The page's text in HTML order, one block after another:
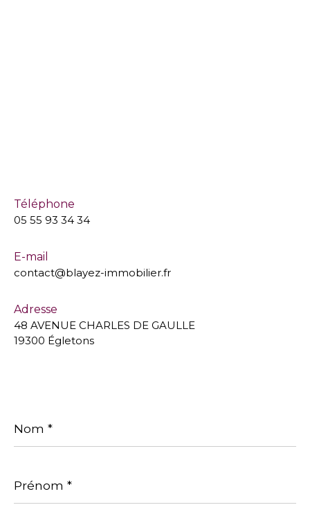
Téléphone
05 55 93 34 34
E-mail
contact@blayez-immobilier.fr
Adresse
48 AVENUE CHARLES DE GAULLE
19300 Égletons
*
*